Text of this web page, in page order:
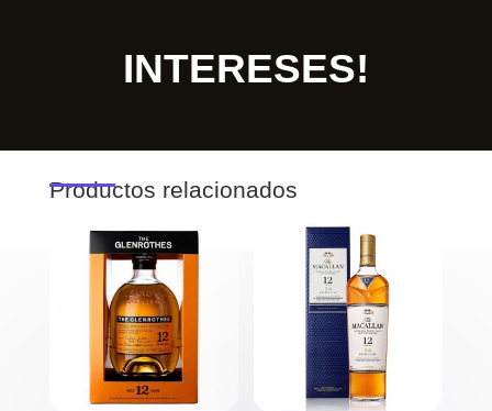
INTERESES!
Productos relacionados